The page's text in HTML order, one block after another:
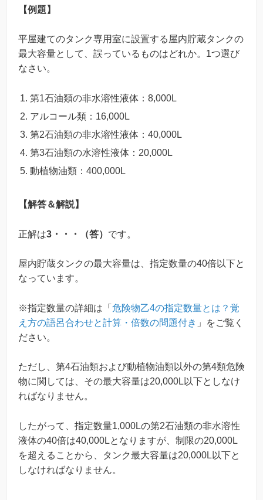
【例題】
平屋建てのタンク専用室に設置する屋内貯蔵タンクの
最大容量として、誤っているものはどれか。1つ選び
なさい。
第1石油類の非水溶性液体：8,000L
アルコール類：16,000L
第2石油類の非水溶性液体：40,000L
第3石油類の水溶性液体：20,000L
動植物油類：400,000L
【解答＆解説】
正解は3・・・（答） です。
屋内貯蔵タンクの最大容量は、指定数量の40倍以下と
なっています。
※指定数量の詳細は「 危険物乙4の指定数量とは？覚
え方の語呂合わせと計算・倍数の問題付き 」をご覧く
ださい。
ただし、第4石油類および動植物油類以外の第4類危険
物に関しては、その最大容量は20,000L以下としなけ
ればなりません。
したがって、指定数量1,000Lの第2石油類の非水溶性
液体の40倍は40,000Lとなりますが、制限の20,000L
を超えることから、タンク最大容量は20,000L以下と
しなければなりません。